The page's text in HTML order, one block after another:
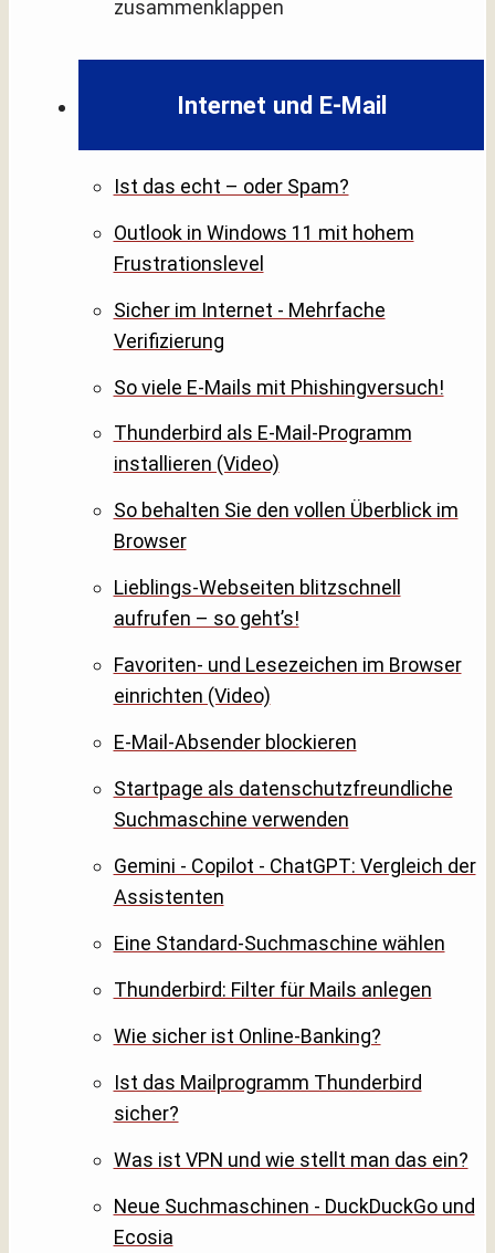
zusammenklappen
Internet und E-Mail
Ist das echt – oder Spam?
Outlook in Windows 11 mit hohem
Frustrationslevel
Sicher im Internet - Mehrfache
Verifizierung
So viele E-Mails mit Phishingversuch!
Thunderbird als E-Mail-Programm
installieren (Video)
So behalten Sie den vollen Überblick im
Browser
Lieblings-Webseiten blitzschnell
aufrufen – so geht’s!
Favoriten- und Lesezeichen im Browser
einrichten (Video)
E-Mail-Absender blockieren
Startpage als datenschutzfreundliche
Suchmaschine verwenden
Gemini - Copilot - ChatGPT: Vergleich der
Assistenten
Eine Standard-Suchmaschine wählen
Thunderbird: Filter für Mails anlegen
Wie sicher ist Online-Banking?
Ist das Mailprogramm Thunderbird
sicher?
Was ist VPN und wie stellt man das ein?
Neue Suchmaschinen - DuckDuckGo und
Ecosia